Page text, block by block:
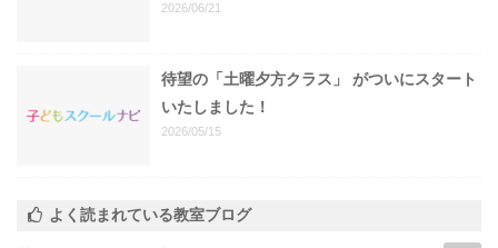
2026/06/21
待望の「土曜夕方クラス」 がついにスタート
いたしました！
2026/05/15
よく読まれている教室ブログ